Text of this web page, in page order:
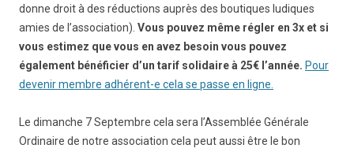
donne droit à des réductions auprès des boutiques ludiques
amies de l’association). Vous pouvez même régler en 3x et si
vous estimez que vous en avez besoin vous pouvez
également bénéficier d’un tarif solidaire à 25€ l’année. Pour
devenir membre adhérent-e cela se passe en ligne.
Le dimanche 7 Septembre cela sera l’Assemblée Générale
Ordinaire de notre association cela peut aussi être le bon